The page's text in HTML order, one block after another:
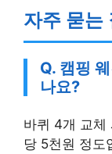
자주 묻는
Q. 캠핑
나요?
바퀴 4개 교체
당 5천원 정도